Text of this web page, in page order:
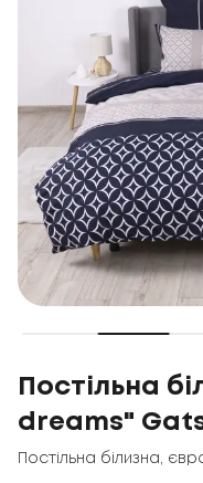
Постільна
dreams"
Постільна білизна